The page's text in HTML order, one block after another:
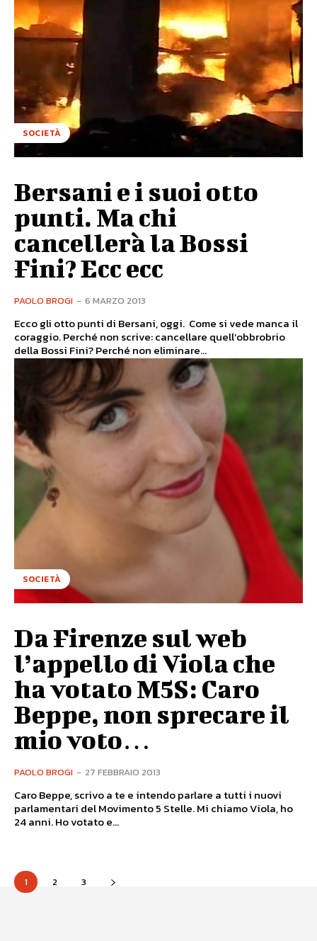
SOCIETÀ
Bersani e i suoi otto
punti. Ma chi
cancellerà la Bossi
Fini? Ecc ecc
PAOLO BROGI - 6 MARZO 2013
Ecco gli otto punti di Bersani, oggi. Come si vede manca il
coraggio. Perché non scrive: cancellare quell’obbrobrio
della Bossi Fini? Perché non eliminare...
SOCIETÀ
Da Firenze sul web
l’appello di Viola che
ha votato M5S: Caro
Beppe, non sprecare il
mio voto…
PAOLO BROGI - 27 FEBBRAIO 2013
Caro Beppe, scrivo a te e intendo parlare a tutti i nuovi
parlamentari del Movimento 5 Stelle. Mi chiamo Viola, ho
24 anni. Ho votato e...
1 2 3